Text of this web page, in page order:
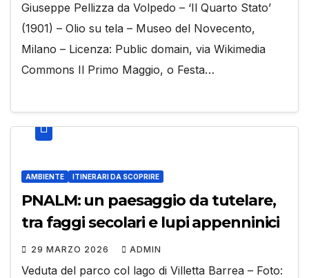
Giuseppe Pellizza da Volpedo – ‘Il Quarto Stato’
(1901) – Olio su tela – Museo del Novecento,
Milano – Licenza: Public domain, via Wikimedia
Commons Il Primo Maggio, o Festa…
AMBIENTE ITINERARI DA SCOPRIRE
PNALM: un paesaggio da tutelare,
tra faggi secolari e lupi appenninici
29 MARZO 2026 ADMIN
Veduta del parco col lago di Villetta Barrea – Foto: